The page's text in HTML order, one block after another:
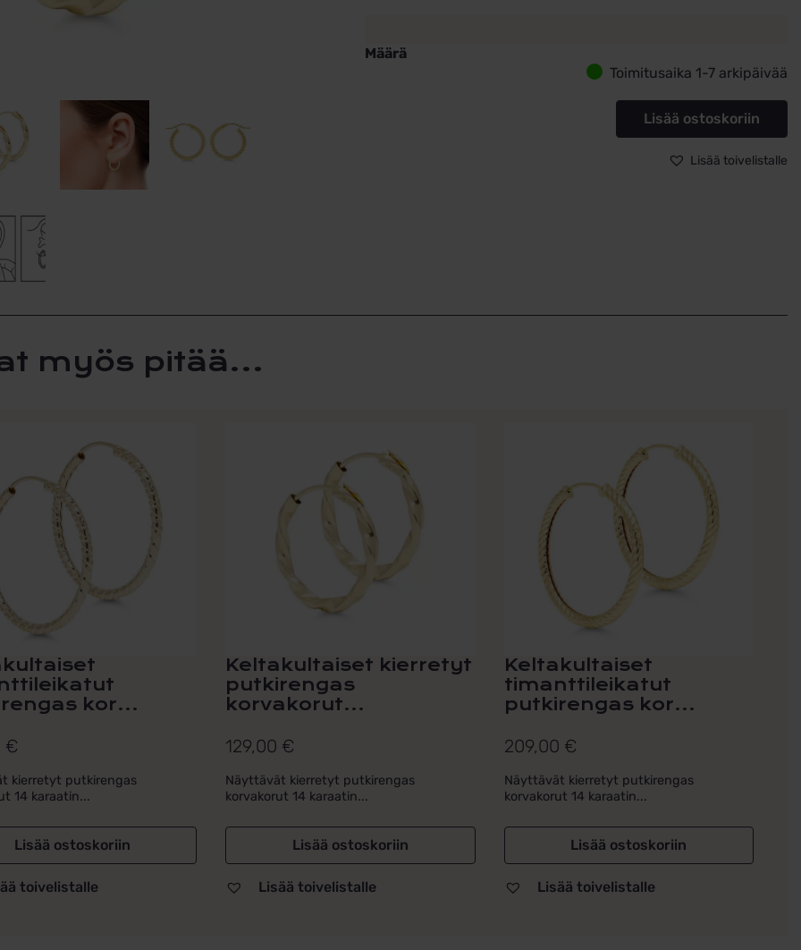
Määrä
Toimitusaika 1-7 arkipäivää
Lisää ostoskoriin
Lisää toivelistalle
myös pitää...
kor...
€
kierretyt putkirengas
14 karaatin...
Lisää ostoskoriin
toivelistalle
Keltakultaiset kierretyt
putkirengas
korvakorut...
129,00 €
Näyttävät kierretyt putkirengas
korvakorut 14 karaatin...
Lisää ostoskoriin
Lisää toivelistalle
Keltakultaiset
timanttileikatut
putkirengas kor...
209,00 €
Näyttävät kierretyt putkirengas
korvakorut 14 karaatin...
Lisää ostoskoriin
Lisää toivelistalle